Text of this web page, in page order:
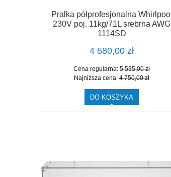
Pralka półprofesjonalna Whirlpool
230V poj. 11kg/71L srebrna AWG
1114SD
4 580,00 zł
Cena regularna: 5 535,00 zł
Najniższa cena: 4 750,00 zł
DO KOSZYKA